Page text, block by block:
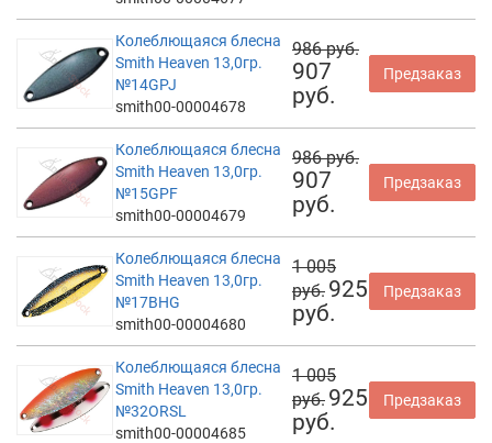
Колеблющаяся блесна
Smith Heaven 13,0гр.
№14GPJ
smith00-00004678
986 руб.
907
руб.
Предзаказ
Колеблющаяся блесна
Smith Heaven 13,0гр.
№15GPF
smith00-00004679
986 руб.
907
руб.
Предзаказ
Колеблющаяся блесна
Smith Heaven 13,0гр.
№17BHG
smith00-00004680
1 005
руб. 925
руб.
Предзаказ
Колеблющаяся блесна
Smith Heaven 13,0гр.
№32ORSL
smith00-00004685
1 005
руб. 925
руб.
Предзаказ